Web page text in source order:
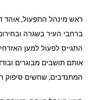
ראש מינהל התפעול, אוהד
ברחבי העיר בשגרה
התגייס לפעול למען
אותם תושבים מבוגרים
המתנדבים, שחשים סיפוק